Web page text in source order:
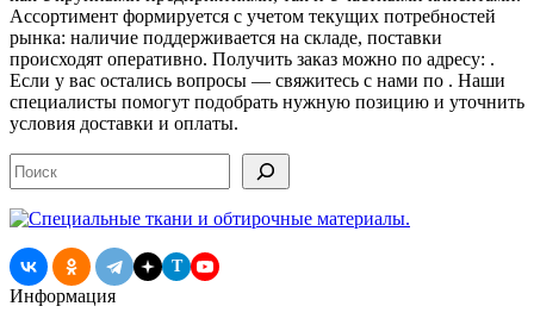
Ассортимент формируется с учетом текущих потребностей
рынка: наличие поддерживается на складе, поставки
происходят оперативно. Получить заказ можно по адресу: .
Если у вас остались вопросы — свяжитесь с нами по . Наши
специалисты помогут подобрать нужную позицию и уточнить
условия доставки и оплаты.
Поиск
T
Информация